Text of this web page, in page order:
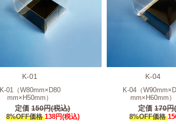
K-01
K-01（W80mm×D80
mm×H50mm）
定価 150円(税込)
8%OFF価格138円(税込)
K-04
K-04（
mm×H60mm）
定価 170円
8%OFF価格